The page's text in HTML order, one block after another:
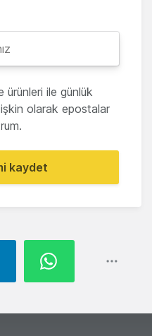
ile günlük
olarak epostalar
kaydet